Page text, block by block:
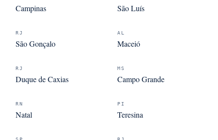
Campinas São Luís
RJ
São Gonçalo
AL
Maceió
RJ
Duque de Caxias
MS
Campo Grande
RN
Natal
PI
Teresina